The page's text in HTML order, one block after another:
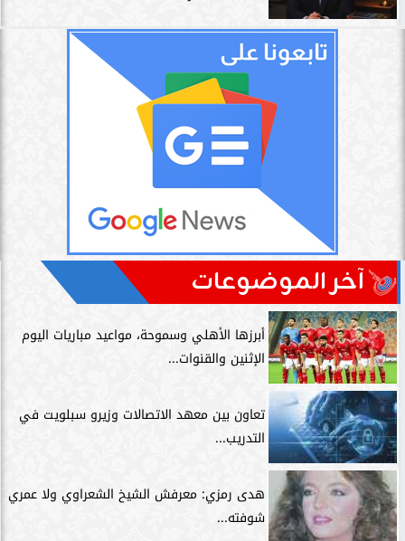
آخر الموضوعات
أبرزها الأهلي وسموحة، مواعيد مباريات اليوم
الإثنين والقنوات...
تعاون بين معهد الاتصالات وزيرو سبلويت في
التدريب...
هدى رمزي: معرفش الشيخ الشعراوي ولا عمري
شوفته...